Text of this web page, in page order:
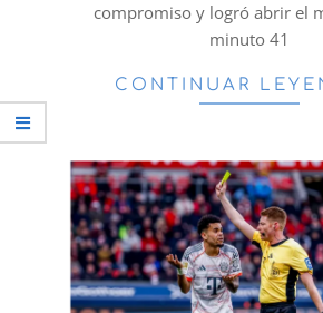
compromiso y logró abrir el
minuto 41
CONTINUAR